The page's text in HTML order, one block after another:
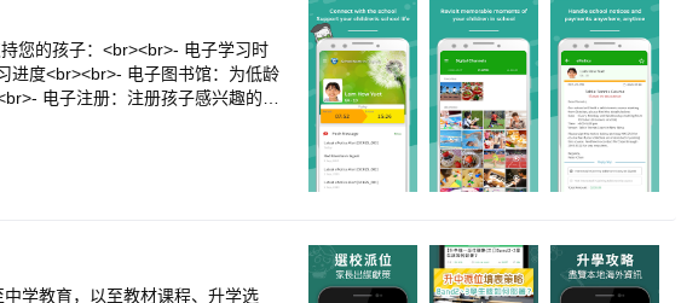
您的孩子：<br><br>- 电子学习时
进度<br><br>- 电子图书馆：为低龄
电子注册：注册孩子感兴趣的活
群组消息：与老师聊天<br><br>-
道：浏览学校分享的照片和视频<b
<br><br>* 以上功能取决于
欢迎访问“eClass 家长
支持邮箱：a
学教育，以至教材课程、升学选